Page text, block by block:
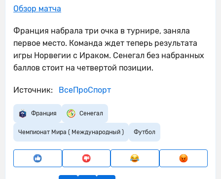
Обзор матча
Франция набрала три очка в турнире, заняла
первое место. Команда ждет теперь результата
игры Норвегии с Ираком. Сенегал без набранных
баллов стоит на четвертой позиции.
Источник: ВсеПроСпорт
Франция Сенегал
Чемпионат Мира ( Международный ) Футбол